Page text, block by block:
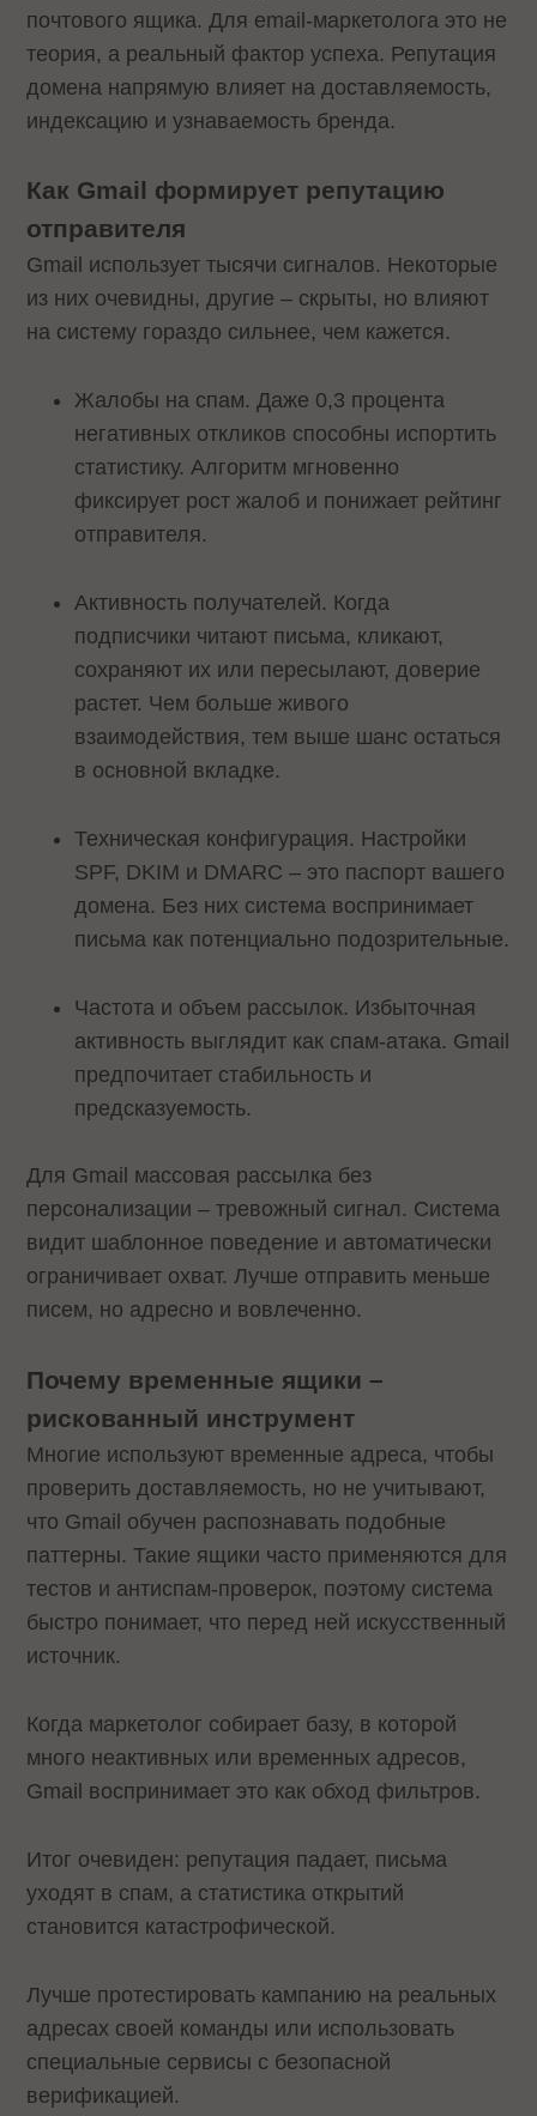
почтового ящика. Для email-маркетолога это не
теория, а реальный фактор успеха. Репутация
домена напрямую влияет на доставляемость,
индексацию и узнаваемость бренда.
Как Gmail формирует репутацию
отправителя
Gmail использует тысячи сигналов. Некоторые
из них очевидны, другие – скрыты, но влияют
на систему гораздо сильнее, чем кажется.
Жалобы на спам. Даже 0,3 процента
негативных откликов способны испортить
статистику. Алгоритм мгновенно
фиксирует рост жалоб и понижает рейтинг
отправителя.
Активность получателей. Когда
подписчики читают письма, кликают,
сохраняют их или пересылают, доверие
растет. Чем больше живого
взаимодействия, тем выше шанс остаться
в основной вкладке.
Техническая конфигурация. Настройки
SPF, DKIM и DMARC – это паспорт вашего
домена. Без них система воспринимает
письма как потенциально подозрительные.
Частота и объем рассылок. Избыточная
активность выглядит как спам-атака. Gmail
предпочитает стабильность и
предсказуемость.
Для Gmail массовая рассылка без
персонализации – тревожный сигнал. Система
видит шаблонное поведение и автоматически
ограничивает охват. Лучше отправить меньше
писем, но адресно и вовлеченно.
Почему временные ящики –
рискованный инструмент
Многие используют временные адреса, чтобы
проверить доставляемость, но не учитывают,
что Gmail обучен распознавать подобные
паттерны. Такие ящики часто применяются для
тестов и антиспам-проверок, поэтому система
быстро понимает, что перед ней искусственный
источник.
Когда маркетолог собирает базу, в которой
много неактивных или временных адресов,
Gmail воспринимает это как обход фильтров.
Итог очевиден: репутация падает, письма
уходят в спам, а статистика открытий
становится катастрофической.
Лучше протестировать кампанию на реальных
адресах своей команды или использовать
специальные сервисы с безопасной
верификацией.